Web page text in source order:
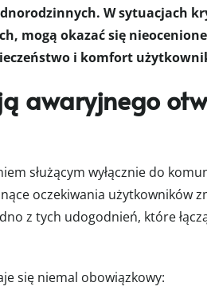
W sytuacjach
mogą okazać się
i komfort
awaryjnego
służącym wyłącznie do
oczekiwania użytkowników
z tych udogodnień, które
się niemal obowiązkowy: